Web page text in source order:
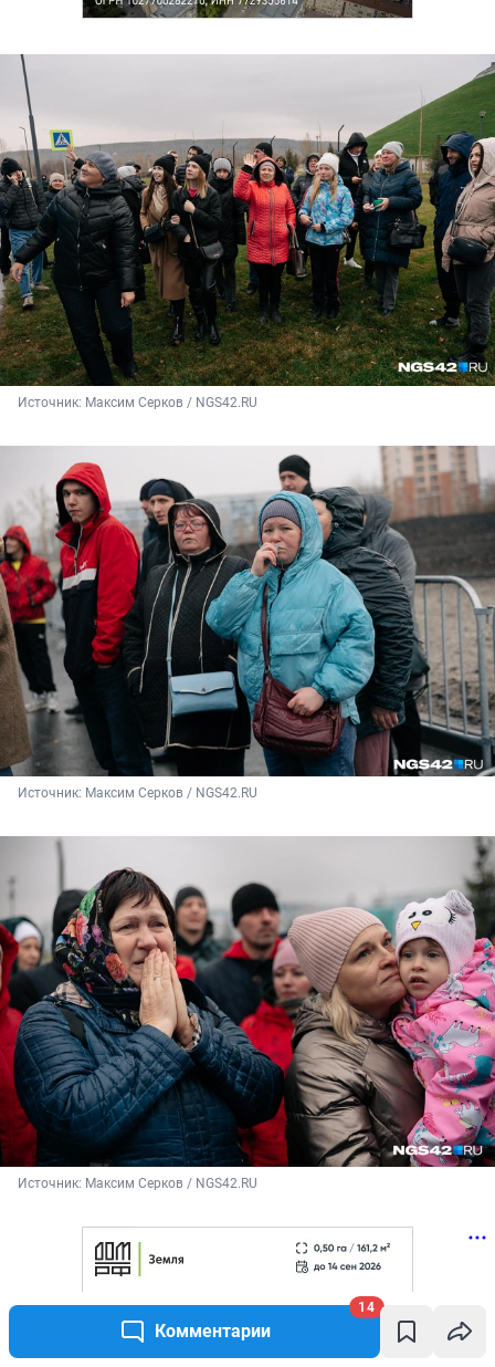
Комментарии
14
Источник: Максим Серков / NGS42.RU
Источник: Максим Серков / NGS42.RU
Источник: Максим Серков / NGS42.RU